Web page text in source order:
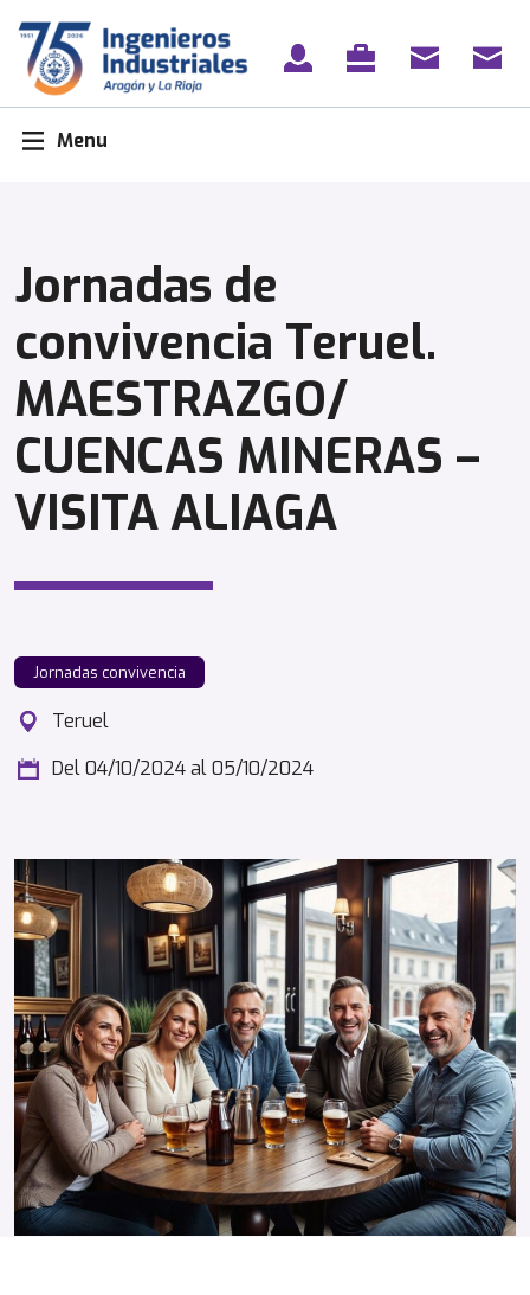
content
Menu
Jornadas de
convivencia Teruel.
MAESTRAZGO/
CUENCAS MINERAS –
VISITA ALIAGA
Jornadas convivencia
Teruel
Del 04/10/2024al 05/10/2024